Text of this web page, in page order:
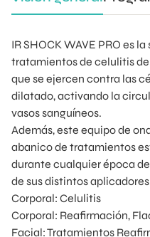
IR SHOCK WAVE PRO es
tratamientos de celulitis
que se ejercen contra las
dilatado, activando la
vasos sanguíneos.
Además, este equipo de
abanico de tratamientos
durante cualquier época
de sus distintos
Corporal: Celulitis
Corporal: Reafirmación,
Facial: Tratamientos